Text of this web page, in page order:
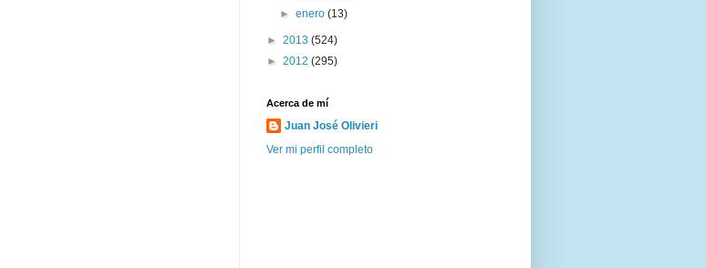
►enero(13)
► 2013 (524)
► 2012 (295)
Acerca de mí
Juan José Olivieri
Ver mi perfil completo